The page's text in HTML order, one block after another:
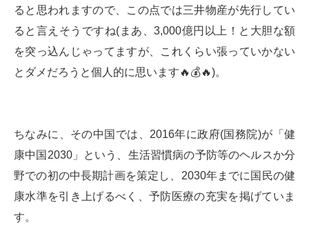
ると思われますので、この点では三井物産が先行してい
ると言えそうですね(まあ、3,000億円以上！と大胆な額
を突っ込んじゃってますが、これくらい張っていかない
とダメだろうと個人的に思います🔥💰🔥)。
ちなみに、その中国では、2016年に政府(国務院)が「健
康中国2030」という、生活習慣病の予防等のヘルスか分
野での初の中長期計画を策定し、2030年までに国民の健
康水準を引き上げるべく、予防医療の充実を掲げていま
す。